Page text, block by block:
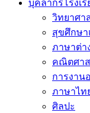
บุคลากรโรงเรี
วิทยาศา
สุขศึกษ
ภาษาต่า
คณิตศา
การงาน
ภาษาไท
ศิลปะ